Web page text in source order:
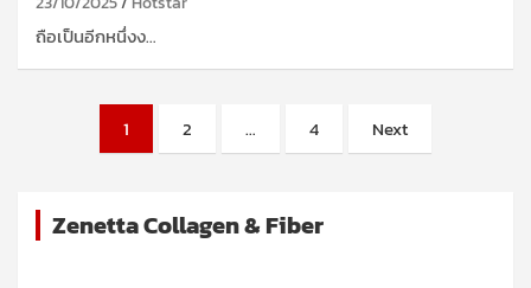
ถือเป็นอีกหนึ่งง…
pagination
1 2 … 4 Next
Zenetta Collagen & Fiber